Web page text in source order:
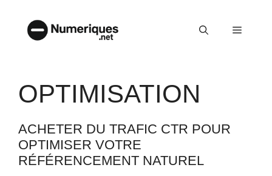
contenu
Menu
OPTIMISATION
ACHETER DU TRAFIC CTR POUR
OPTIMISER VOTRE
RÉFÉRENCEMENT NATUREL